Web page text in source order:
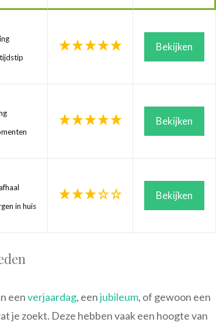
Bekijken
Bekijken
in huis
Bekijken
eenverjaardag, eenjubileum, of gewoon een
je zoekt. Deze hebben vaak een hoogte van